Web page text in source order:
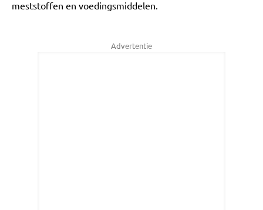
meststoffen en voedingsmiddelen.
Advertentie